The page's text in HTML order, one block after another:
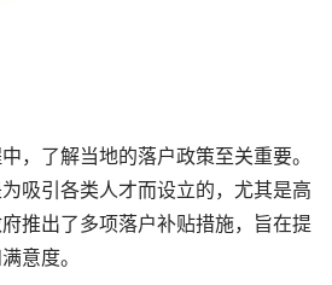
，了解当地的落户政策至关重要。
吸引各类人才而设立的，尤其是高
推出了多项落户补贴措施，旨在提
意度。